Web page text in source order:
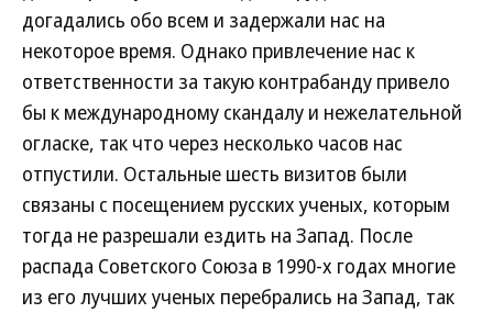
догадались обо всем и задержали нас на
некоторое время. Однако привлечение нас к
ответственности за такую контрабанду привело
бы к международному скандалу и нежелательной
огласке, так что через несколько часов нас
отпустили. Остальные шесть визитов были
связаны с посещением русских ученых, которым
тогда не разрешали ездить на Запад. После
распада Советского Союза в 1990-х годах многие
из его лучших ученых перебрались на Запад, так